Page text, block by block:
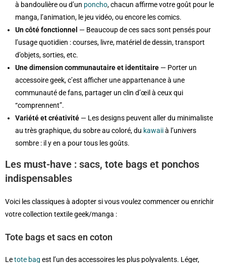
à bandoulière ou d’un poncho, chacun affirme votre goût pour le
manga, l’animation, le jeu vidéo, ou encore les comics.
Un côté fonctionnel — Beaucoup de ces sacs sont pensés pour
l’usage quotidien : courses, livre, matériel de dessin, transport
d’objets, sorties, etc.
Une dimension communautaire et identitaire — Porter un
accessoire geek, c’est afficher une appartenance à une
communauté de fans, partager un clin d’œil à ceux qui
“comprennent”.
Variété et créativité — Les designs peuvent aller du minimaliste
au très graphique, du sobre au coloré, du kawaiià l’univers
sombre : il y en a pour tous les goûts.
Les must-have : sacs, tote bags et ponchos
indispensables
Voici les classiques à adopter si vous voulez commencer ou enrichir
votre collection textile geek/manga :
Tote bags et sacs en coton
Letote bag est l’un des accessoires les plus polyvalents. Léger,